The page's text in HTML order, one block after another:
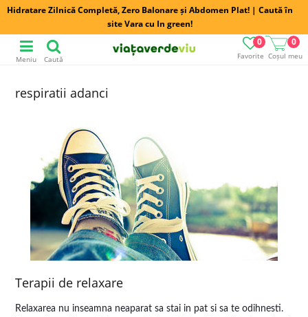
Hidratare Zilnică Completă, Zero Balonare și Abdomen Plat! | Caută în
site Vara cu In green!
Favorite
0
Coșul meu
0
Meniu Caută
respiratii adanci
Terapii de relaxare
Relaxarea nu inseamna neaparat sa stai in pat si sa te odihnesti.